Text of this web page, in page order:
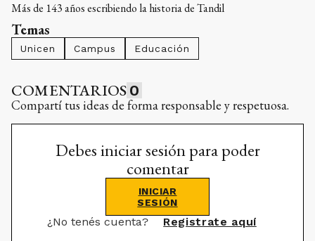
Más de 143 años escribiendo la historia de Tandil
Temas
Unicen Campus Educación
COMENTARIOS 0
Compartí tus ideas de forma responsable y respetuosa.
Debes iniciar sesión para poder
comentar
INICIAR
SESIÓN
¿No tenés cuenta? Registrate aquí